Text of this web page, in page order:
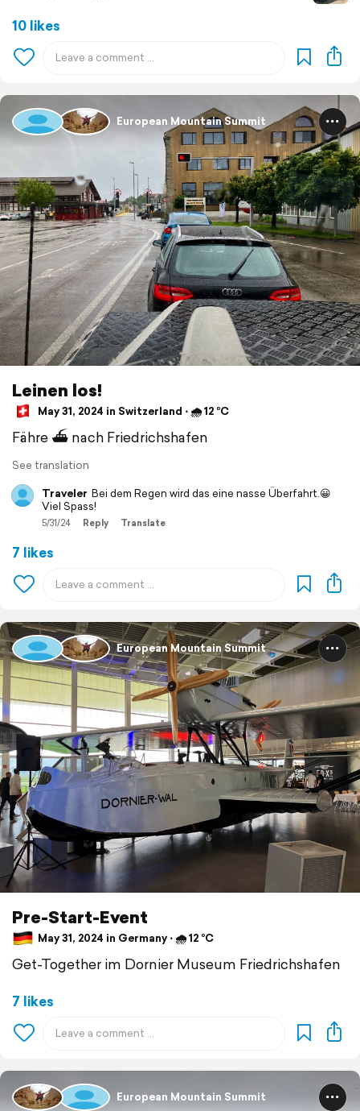
10 likes
European Mountain Summit
Leinen los!
May 31, 2024 in Switzerland ⋅ 🌧 12 °C
Fähre ⛴️ nach Friedrichshafen
See translation
Traveler Bei dem Regen wird das eine nasse Überfahrt.😀
Viel Spass!
5/31/24 Reply Translate
7 likes
European Mountain Summit
Pre-Start-Event
May 31, 2024 in Germany ⋅ 🌧 12 °C
Get-Together im Dornier Museum Friedrichshafen
7 likes
European Mountain Summit